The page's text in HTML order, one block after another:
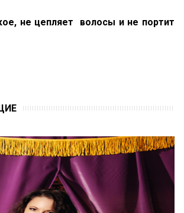
не цепляет волосы и не портит